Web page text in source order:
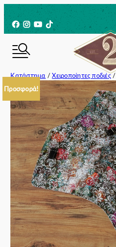
στο
περιεχόμενο
Facebook
Instagram
YouTube
TikTok
Κατάστημα /Χειροποίητες ποδιές/
Προσφορά!